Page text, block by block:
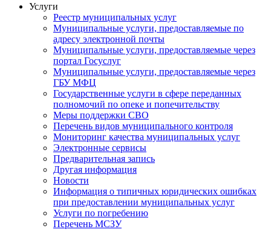
Услуги
Реестр муниципальных услуг
Муниципальные услуги, предоставляемые по
адресу электронной почты
Муниципальные услуги, предоставляемые через
портал Госуслуг
Муниципальные услуги, предоставляемые через
ГБУ МФЦ
Государственные услуги в сфере переданных
полномочий по опеке и попечительству
Меры поддержки СВО
Перечень видов муниципального контроля
Мониторинг качества муниципальных услуг
Электронные сервисы
Предварительная запись
Другая информация
Новости
Информация о типичных юридических ошибках
при предоставлении муниципальных услуг
Услуги по погребению
Перечень МСЗУ